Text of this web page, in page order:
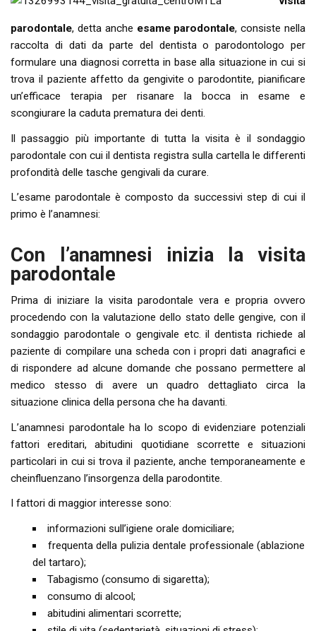
parodontale, detta anche esame parodontale, consiste nella
raccolta di dati da parte del dentista o parodontologo per
formulare una diagnosi corretta in base alla situazione in cui si
trova il paziente affetto da gengivite o parodontite, pianificare
un’efficace terapia per risanare la bocca in esame e
scongiurare la caduta prematura dei denti.
Il passaggio più importante di tutta la visita è il sondaggio
parodontale con cui il dentista registra sulla cartella le differenti
profondità delle tasche gengivali da curare.
L’esame parodontale è composto da successivi step di cui il
primo è l’anamnesi:
Con l’anamnesi inizia la visita
parodontale
Prima di iniziare la visita parodontale vera e propria ovvero
procedendo con la valutazione dello stato delle gengive, con il
sondaggio parodontale o gengivale etc. il dentista richiede al
paziente di compilare una scheda con i propri dati anagrafici e
di rispondere ad alcune domande che possano permettere al
medico stesso di avere un quadro dettagliato circa la
situazione clinica della persona che ha davanti.
L’anamnesi parodontale ha lo scopo di evidenziare potenziali
fattori ereditari, abitudini quotidiane scorrette e situazioni
particolari in cui si trova il paziente, anche temporaneamente e
cheinfluenzano l’insorgenza della parodontite.
I fattori di maggior interesse sono:
informazioni sull’igiene orale domiciliare;
frequenta della pulizia dentale professionale (ablazione
del tartaro);
Tabagismo (consumo di sigaretta);
consumo di alcool;
abitudini alimentari scorrette;